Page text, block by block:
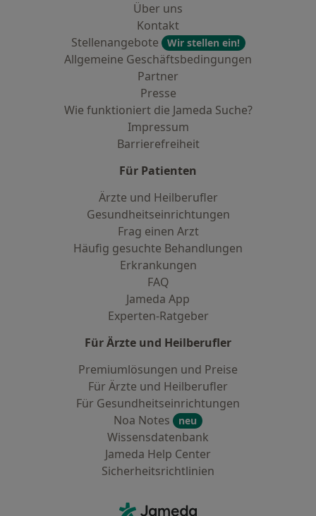
Über uns
Kontakt
Stellenangebote
Wir stellen ein!
Allgemeine Geschäftsbedingungen
Partner
Presse
Wie funktioniert die Jameda Suche?
Impressum
Barrierefreiheit
Für Patienten
Ärzte und Heilberufler
Gesundheitseinrichtungen
Frag einen Arzt
Häufig gesuchte Behandlungen
Erkrankungen
FAQ
Jameda App
Experten-Ratgeber
Für Ärzte und Heilberufler
Premiumlösungen und Preise
Für Ärzte und Heilberufler
Für Gesundheitseinrichtungen
Noa Notes
neu
Wissensdatenbank
Jameda Help Center
Sicherheitsrichtlinien
Jameda - Startseite